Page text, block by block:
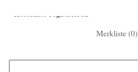
Kostenlos registrieren
Merkliste (0)